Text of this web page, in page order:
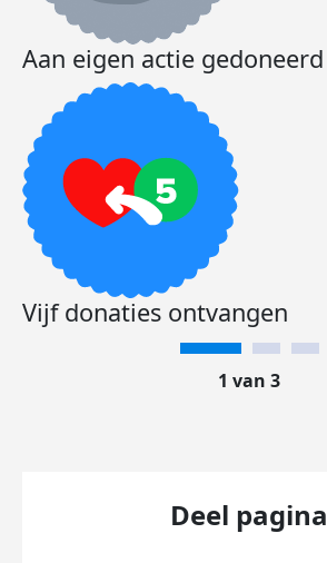
Aan eigen actie gedoneerd
Vijf donaties ontvangen
1 van 3
Deel pagina